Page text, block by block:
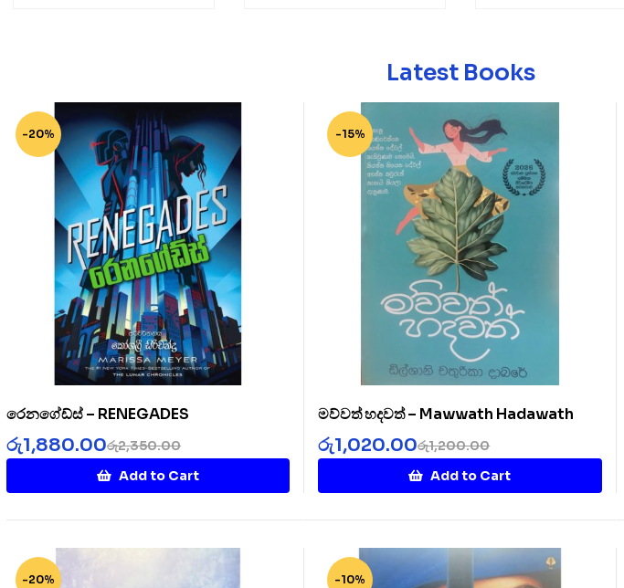
Latest Books
-20%
රෙනගේඩ්ස් – RENEGADES
රු2,350.00
රු1,880.00
Add to Cart
-15%
මව්වත් හදවත් – Mawwath Hadawath
රු1,200.00
රු1,020.00
Add to Cart
-20% -10%